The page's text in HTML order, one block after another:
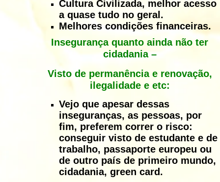
Cultura Civilizada, melhor acesso
a quase tudo no geral.
Melhores condições financeiras.
Insegurança quanto ainda não ter
cidadania –
Visto de permanência e renovação,
ilegalidade e etc:
Vejo que apesar dessas
inseguranças, as pessoas, por
fim, preferem correr o risco:
conseguir visto de estudante e de
trabalho, passaporte europeu ou
de outro país de primeiro mundo,
cidadania, green card.